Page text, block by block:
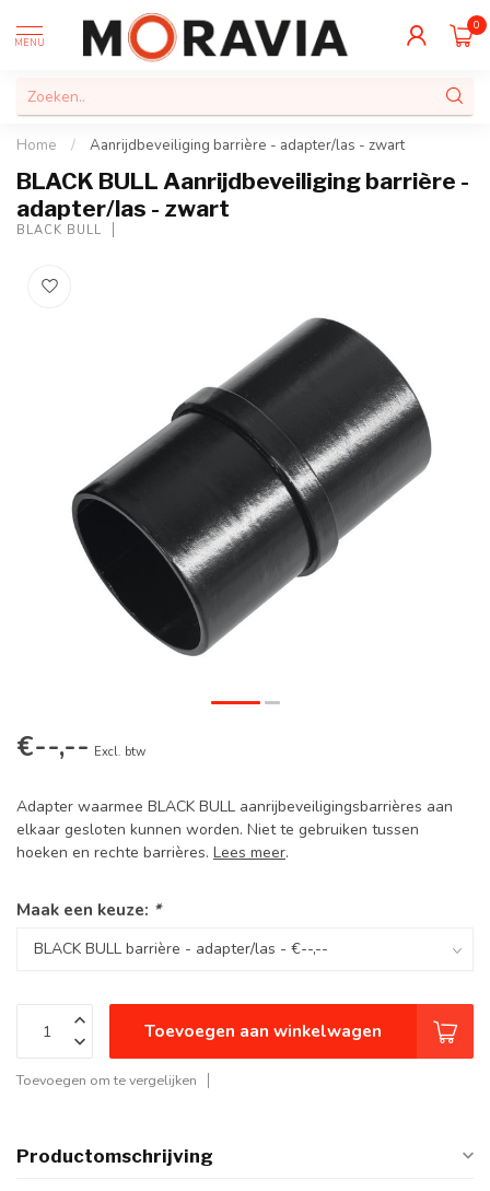
MENU
0
Home / Aanrijdbeveiliging barrière - adapter/las - zwart
BLACK BULL Aanrijdbeveiliging barrière -
adapter/las - zwart
BLACK BULL
€--,-- Excl. btw
Adapter waarmee BLACK BULL aanrijbeveiligingsbarrières aan
elkaar gesloten kunnen worden. Niet te gebruiken tussen
hoeken en rechte barrières. Lees meer.
Maak een keuze: *
Toevoegen aan winkelwagen
Toevoegen om te vergelijken
Productomschrijving